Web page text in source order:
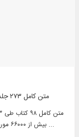
متن کامل ۲۷۳ جلد کتاب، در موضوعات مربوط به علم رجال حدیث
بیش از ۶۶۰۰۰ مورد از اعلام اشخاص، برگرفته از ۵۴ منبع معتبر رجالی ...